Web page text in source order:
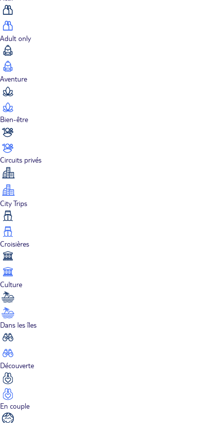
Adult only
Aventure
Bien-être
Circuits privés
City Trips
Croisières
Culture
Dans les îles
Découverte
En couple